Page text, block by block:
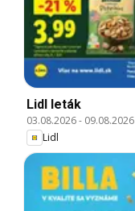
Lidl leták
03.08.2026- 09.08.2026
Lidl